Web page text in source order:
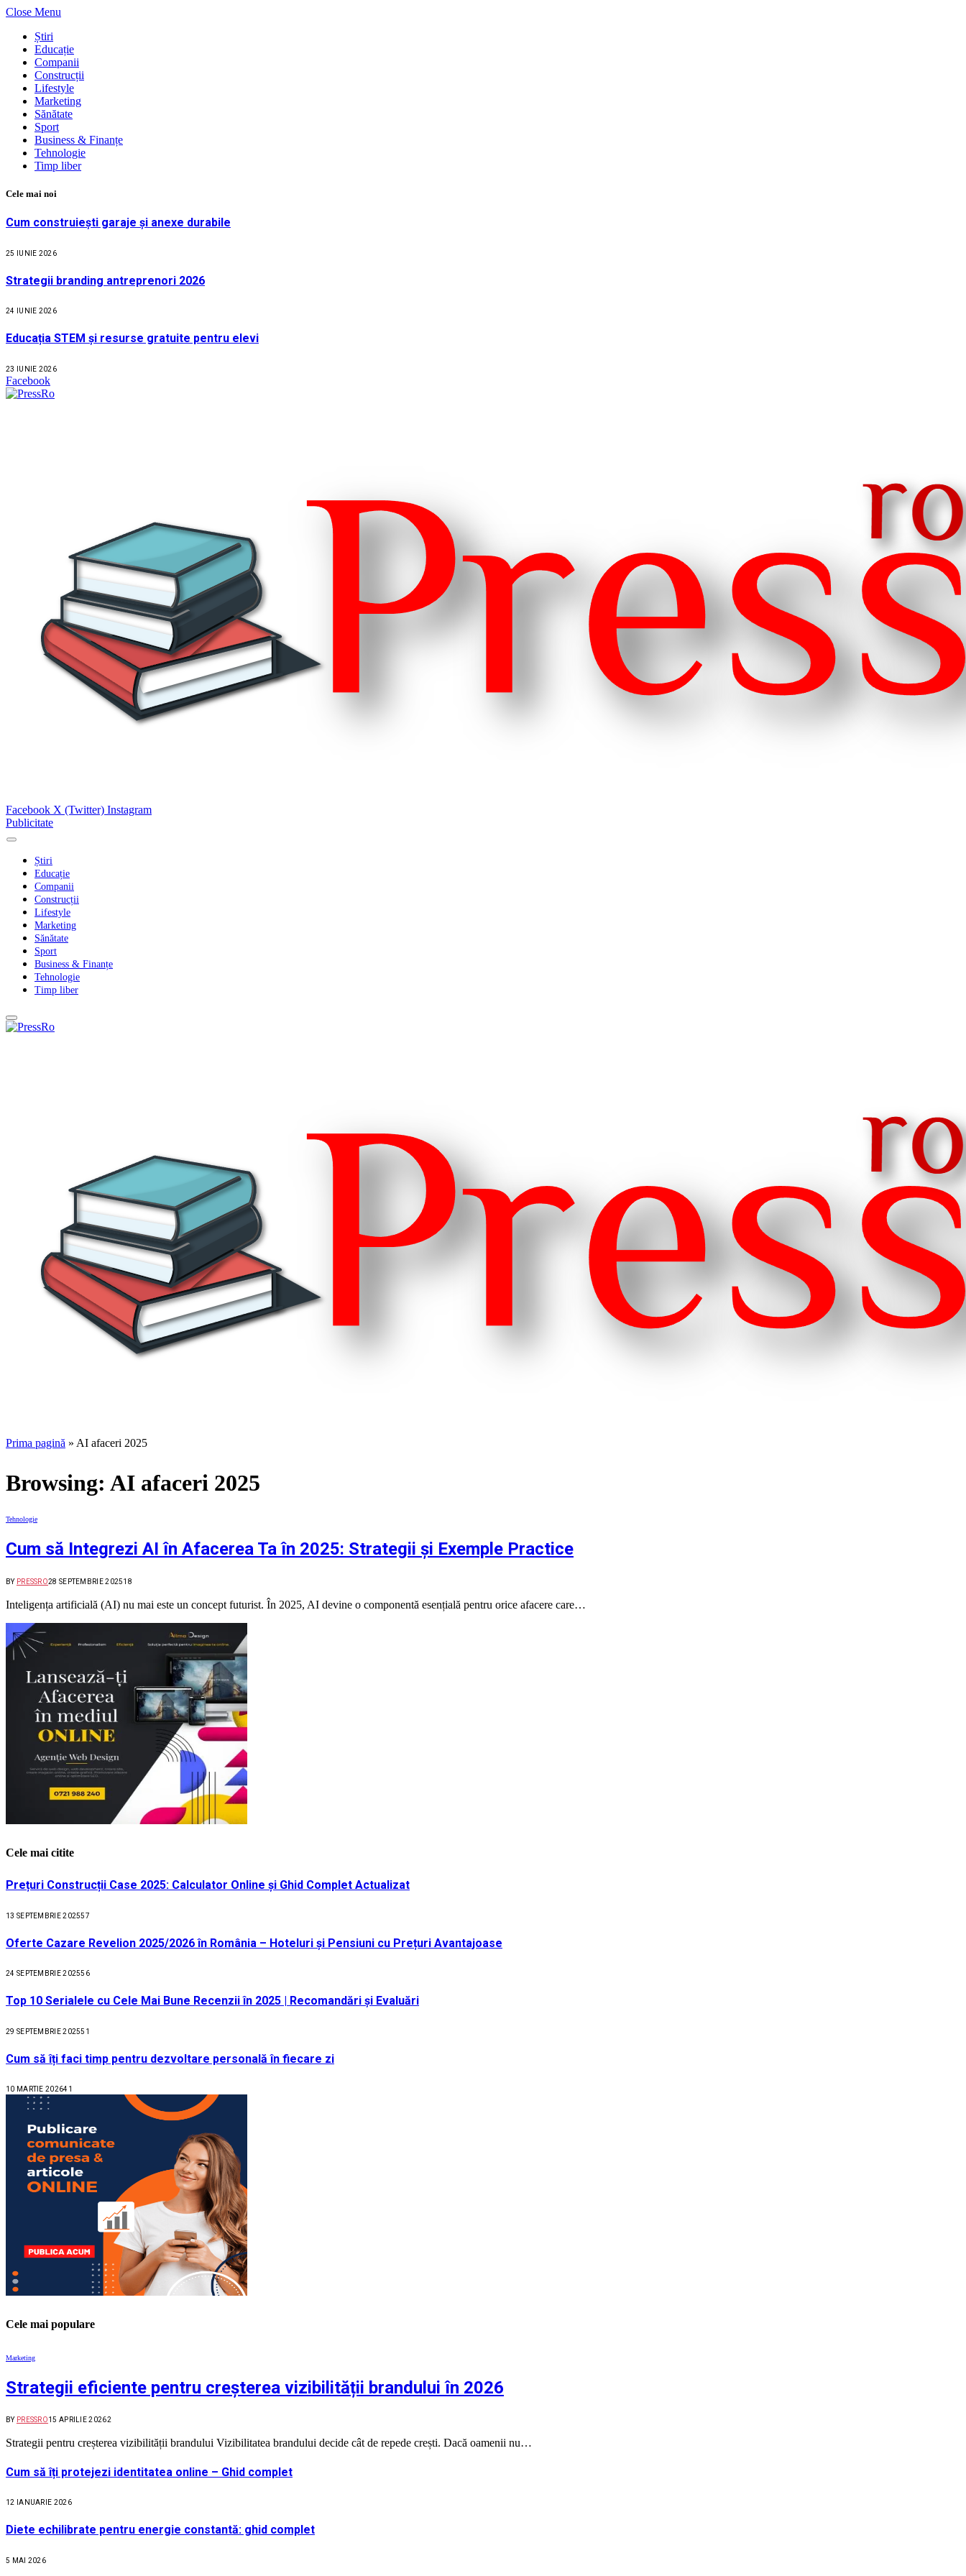
Close Menu
Știri
Educație
Companii
Construcții
Lifestyle
Marketing
Sănătate
Sport
Business & Finanțe
Tehnologie
Timp liber
Cele mai noi
Cum construiești garaje și anexe durabile
25 IUNIE 2026
Strategii branding antreprenori 2026
24 IUNIE 2026
Educația STEM și resurse gratuite pentru elevi
23 IUNIE 2026
Facebook
Facebook X (Twitter) Instagram
Publicitate
Știri
Educație
Companii
Construcții
Lifestyle
Marketing
Sănătate
Sport
Business & Finanțe
Tehnologie
Timp liber
Prima pagină » AI afaceri 2025
Browsing: AI afaceri 2025
Tehnologie
Cum să Integrezi AI în Afacerea Ta în 2025: Strategii și Exemple Practice
BY PRESSRO28 SEPTEMBRIE 202518
Inteligența artificială (AI) nu mai este un concept futurist. În 2025, AI devine o componentă esențială pentru orice afacere care…
Cele mai citite
Prețuri Construcții Case 2025: Calculator Online și Ghid Complet Actualizat
13 SEPTEMBRIE 202557
Oferte Cazare Revelion 2025/2026 în România – Hoteluri și Pensiuni cu Prețuri Avantajoase
24 SEPTEMBRIE 202556
Top 10 Serialele cu Cele Mai Bune Recenzii în 2025 | Recomandări și Evaluări
29 SEPTEMBRIE 202551
Cum să îți faci timp pentru dezvoltare personală în fiecare zi
10 MARTIE 202641
Cele mai populare
Marketing
Strategii eficiente pentru creșterea vizibilității brandului în 2026
BY PRESSRO15 APRILIE 20262
Strategii pentru creșterea vizibilității brandului Vizibilitatea brandului decide cât de repede crești. Dacă oamenii nu…
Cum să îți protejezi identitatea online – Ghid complet
12 IANUARIE 2026
Diete echilibrate pentru energie constantă: ghid complet
5 MAI 2026